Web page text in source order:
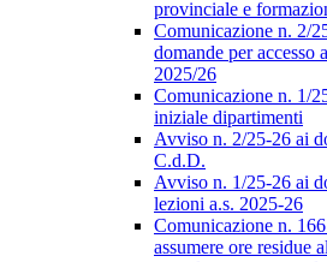
provinciale e
Comunicazione n. 2/
domande per accesso
2025/26
Comunicazione n. 1/
iniziale dipartimenti
Avviso n. 2/25-26 ai
C.d.D.
Avviso n. 1/25-26 ai
lezioni a.s. 2025-26
Comunicazione n.
assumere ore residue